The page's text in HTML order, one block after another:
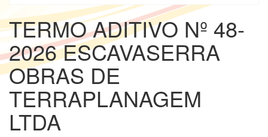
TERMO ADITIVO Nº 48-
2026 ESCAVASERRA
OBRAS DE
TERRAPLANAGEM
LTDA